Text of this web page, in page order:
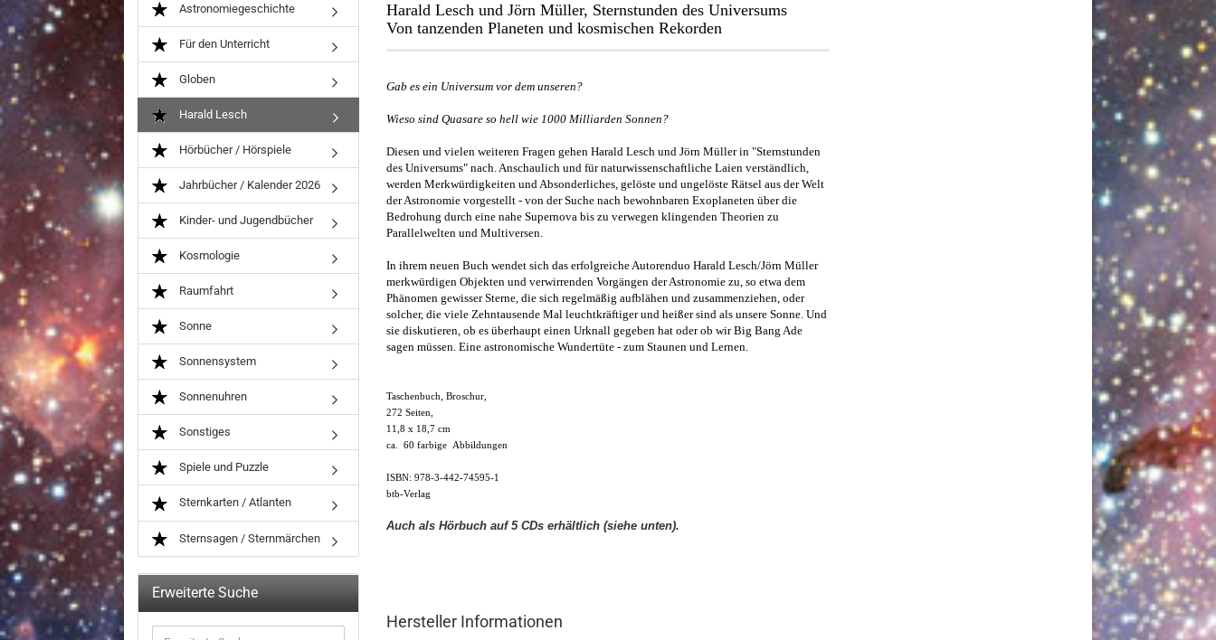
Harald Lesch und Jörn Müller, Sternstunden des Universums
Von tanzenden Planeten und kosmischen Rekorden
Gab es ein Universum vor dem unseren?
Wieso sind Quasare so hell wie 1000 Milliarden Sonnen?
Diesen und vielen weiteren Fragen gehen Harald Lesch und Jörn Müller in "Sternstunden
des Universums" nach. Anschaulich und für naturwissenschaftliche Laien verständlich,
werden Merkwürdigkeiten und Absonderliches, gelöste und ungelöste Rätsel aus der Welt
der Astronomie vorgestellt - von der Suche nach bewohnbaren Exoplaneten über die
Bedrohung durch eine nahe Supernova bis zu verwegen klingenden Theorien zu
Parallelwelten und Multiversen.
In ihrem neuen Buch wendet sich das erfolgreiche Autorenduo Harald Lesch/Jörn Müller
merkwürdigen Objekten und verwirrenden Vorgängen der Astronomie zu, so etwa dem
Phänomen gewisser Sterne, die sich regelmäßig aufblähen und zusammenziehen, oder
solcher, die viele Zehntausende Mal leuchtkräftiger und heißer sind als unsere Sonne. Und
sie diskutieren, ob es überhaupt einen Urknall gegeben hat oder ob wir Big Bang Ade
sagen müssen. Eine astronomische Wundertüte - zum Staunen und Lernen.
Taschenbuch, Broschur,
272 Seiten
11,8 x 18,7 cm
ca. 60 farbige Abbildungen
ISBN: 978-3-442-74595-1
btb-Verlag
Auch als Hörbuch auf 5 CDs erhältlich (siehe unten).
Hersteller Informationen
Astronomiegeschichte
Für den Unterricht
Globen
Harald Lesch
Hörbücher / Hörspiele
Jahrbücher / Kalender 2026
Kinder- und Jugendbücher
Kosmologie
Raumfahrt
Sonne
Sonnensystem
Sonnenuhren
Sonstiges
Spiele und Puzzle
Sternkarten / Atlanten
Sternsagen / Sternmärchen
Erweiterte Suche